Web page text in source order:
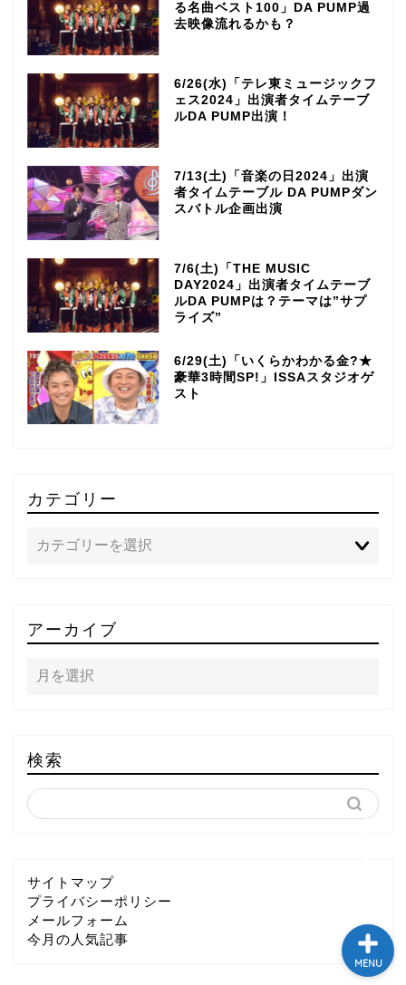
る名曲ベスト100」DA PUMP過
去映像流れるかも？
6/26(水)「テレ東ミュージックフ
ェス2024」出演者タイムテーブ
ルDA PUMP出演！
7/13(土)「音楽の日2024」出演
者タイムテーブル DA PUMPダン
スバトル企画出演
7/6(土)「THE MUSIC
DAY2024」出演者タイムテーブ
ルDA PUMPは？テーマは”サプ
ライズ”
6/29(土)「いくらかわかる金?★
豪華3時間SP!」ISSAスタジオゲ
スト
カテゴリー
アーカイブ
検索
サイトマップ
プライバシーポリシー
メールフォーム
今月の人気記事
MENU
～DA PUMP YORIの晴れ
ばれラジオ～